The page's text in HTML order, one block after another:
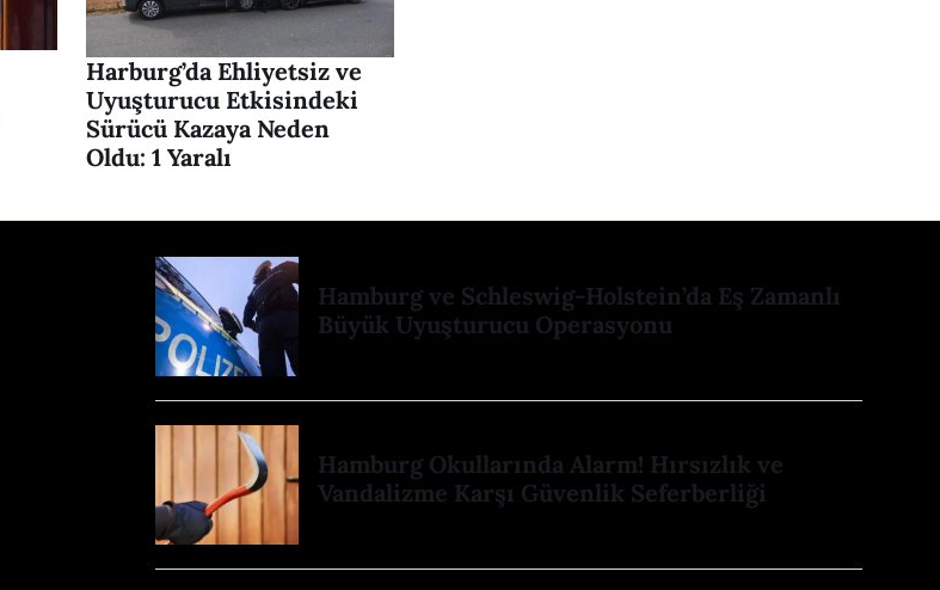
Harburg’da Ehliyetsiz ve
Uyuşturucu Etkisindeki
Sürücü Kazaya Neden
Oldu: 1 Yaralı
Hamburg ve Schleswig-Holstein’da Eş Zamanlı
Büyük Uyuşturucu Operasyonu
Hamburg Okullarında Alarm! Hırsızlık ve
Vandalizme Karşı Güvenlik Seferberliği